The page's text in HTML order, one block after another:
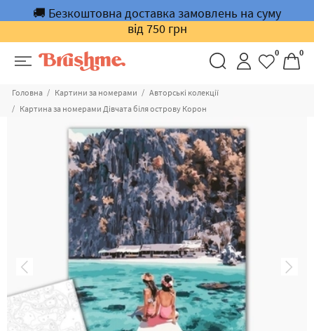
🚚 Безкоштовна доставка замовлень на суму
від 750 грн
0 0
Головна Картини за номерами
Авторські колекції
Картина за номерами Дівчата біля острову Корон